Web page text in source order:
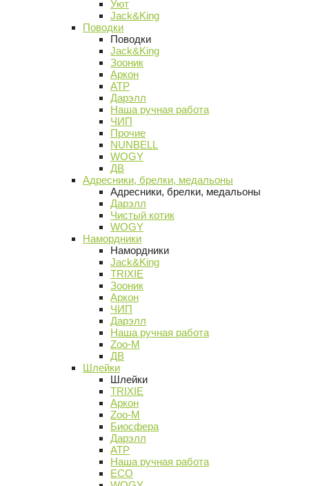
Уют
Jack&King
Поводки
Поводки
Jack&King
Зооник
Аркон
АТР
Дарэлл
Наша ручная работа
ЧИП
Прочие
NUNBELL
WOGY
ДВ
Адресники, брелки, медальоны
Адресники, брелки, медальоны
Дарэлл
Чистый котик
WOGY
Намордники
Намордники
Jack&King
TRIXIE
Зооник
Аркон
ЧИП
Дарэлл
Наша ручная работа
Zoo-M
ДВ
Шлейки
Шлейки
TRIXIE
Аркон
Zoo-M
Биосфера
Дарэлл
АТР
Наша ручная работа
ECO